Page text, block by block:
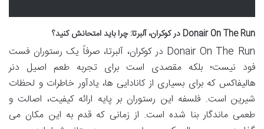
Donair On The Run در کوکران، آلبرتا: چرا باید امتحانش کنید؟
Donair On The Run در کوکران، آلبرتا، صرفاً یک رستوران فست
فود نیست؛ بلکه مقصدی است برای تجربه طعم اصیل دنر
هالیفاکس که برای بسیاری از کانادایی ها، یادآور خاطرات و لحظات
شیرین است. فلسفه این رستوران بر پایه ارائه کیفیت، اصالت و
طعمی ماندگار بنا شده است. از زمانی که قدم به این مکان می